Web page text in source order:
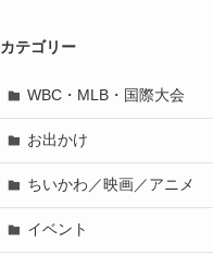
カテゴリー
WBC・MLB・国際大会
お出かけ
ちいかわ／映画／アニメ
イベント